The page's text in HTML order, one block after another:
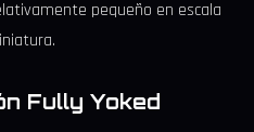
pequeño en escala
Fully Yoked